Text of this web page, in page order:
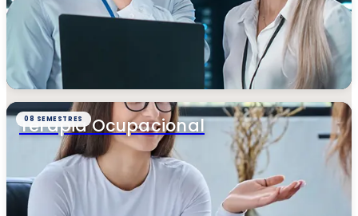
08 SEMESTRES
Terapia Ocupacional